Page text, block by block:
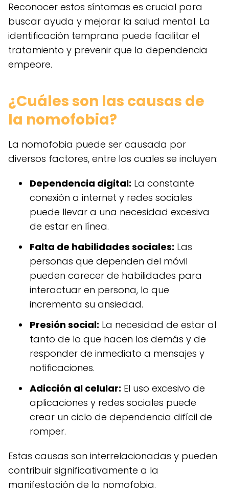
Reconocer estos síntomas es crucial para
buscar ayuda y mejorar la salud mental. La
identificación temprana puede facilitar el
tratamiento y prevenir que la dependencia
empeore.
¿Cuáles son las causas de
la nomofobia?
La nomofobia puede ser causada por
diversos factores, entre los cuales se incluyen:
Dependencia digital: La constante
conexión a internet y redes sociales
puede llevar a una necesidad excesiva
de estar en línea.
Falta de habilidades sociales: Las
personas que dependen del móvil
pueden carecer de habilidades para
interactuar en persona, lo que
incrementa su ansiedad.
Presión social: La necesidad de estar al
tanto de lo que hacen los demás y de
responder de inmediato a mensajes y
notificaciones.
Adicción al celular: El uso excesivo de
aplicaciones y redes sociales puede
crear un ciclo de dependencia difícil de
romper.
Estas causas son interrelacionadas y pueden
contribuir significativamente a la
manifestación de la nomofobia.